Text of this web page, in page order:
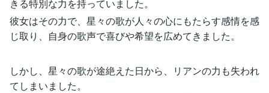
きる特別な力を持っていました。
彼女はその力で、星々の歌が人々の心にもたらす感情を感
じ取り、自身の歌声で喜びや希望を広めてきました。
しかし、星々の歌が途絶えた日から、リアンの力も失われ
てしまいました。